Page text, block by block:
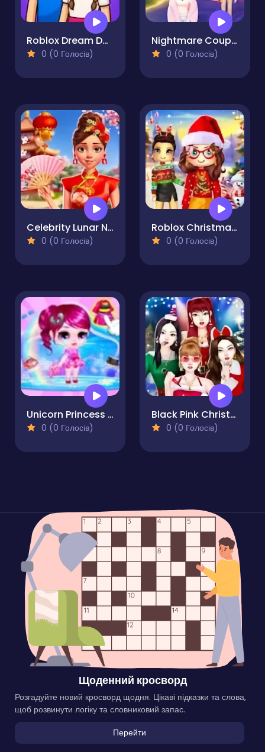
Roblox Dream Duo Dress Up
0 (0 Голосів)
Nightmare Couple Eternal Love
0 (0 Голосів)
Celebrity Lunar New Year
0 (0 Голосів)
Roblox Christmas Dressup
0 (0 Голосів)
Unicorn Princess Dress Up
0 (0 Голосів)
Black Pink Christmas Concert
0 (0 Голосів)
Щоденний кросворд
Розгадуйте новий кросворд щодня. Цікаві підказки та слова,
щоб розвинути логіку та словниковий запас.
Перейти